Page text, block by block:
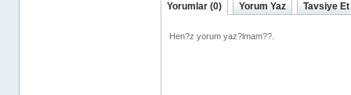
Yorumlar (0) Yorum Yaz Tavsiye Et